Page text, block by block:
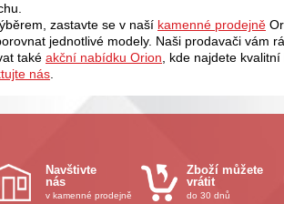
zastavte se v naší kamenné prodejně
jednotlivé modely. Naši prodavači vám
také akční nabídku Orion , kde najdete
nás
Navštivte
nás
v kamenné prodejně
Zboží můžete
vrátit
do 30 dnů